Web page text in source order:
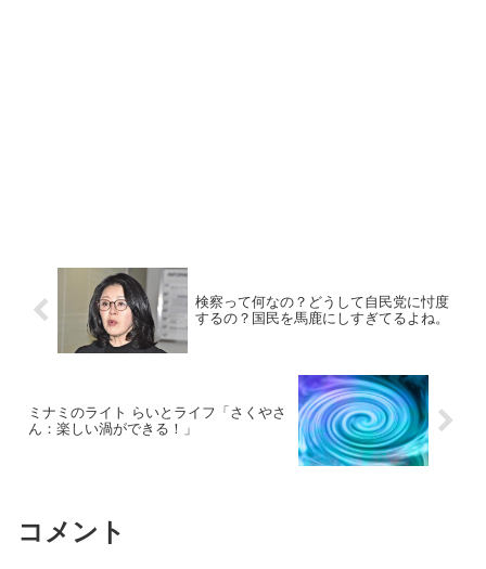
検察って何なの？どうして自民党に忖度
するの？国民を馬鹿にしすぎてるよね。
ミナミのライト らいとライフ「さくやさ
ん：楽しい渦ができる！」
コメント